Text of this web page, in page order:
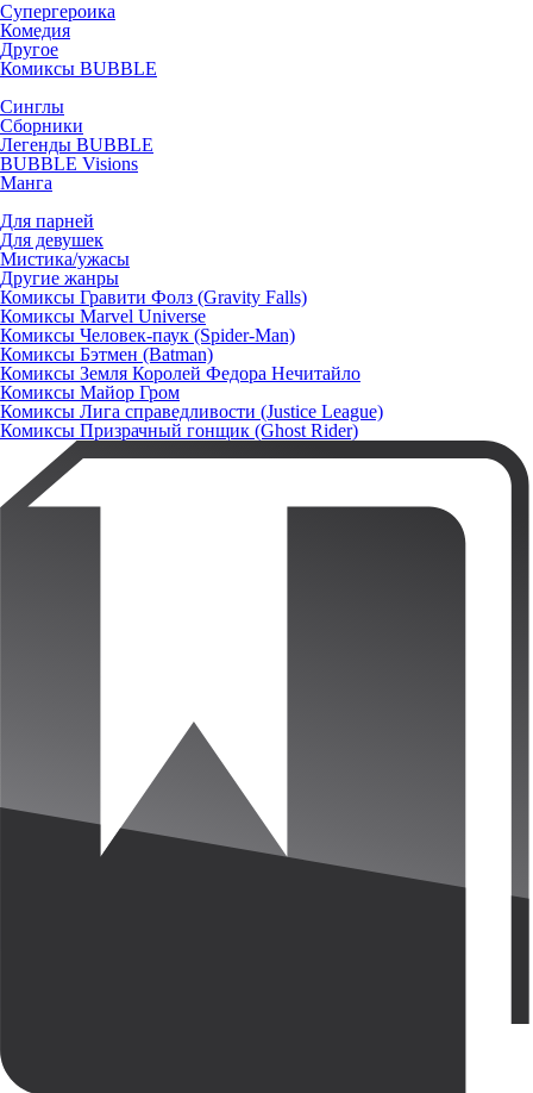
Супергероика
Комедия
Другое
Комиксы BUBBLE
Синглы
Сборники
Легенды BUBBLE
BUBBLE Visions
Манга
Для парней
Для девушек
Мистика/ужасы
Другие жанры
Комиксы Гравити Фолз (Gravity Falls)
Комиксы Marvel Universe
Комиксы Человек-паук (Spider-Man)
Комиксы Бэтмен (Batman)
Комиксы Земля Королей Федора Нечитайло
Комиксы Майор Гром
Комиксы Лига справедливости (Justice League)
Комиксы Призрачный гонщик (Ghost Rider)